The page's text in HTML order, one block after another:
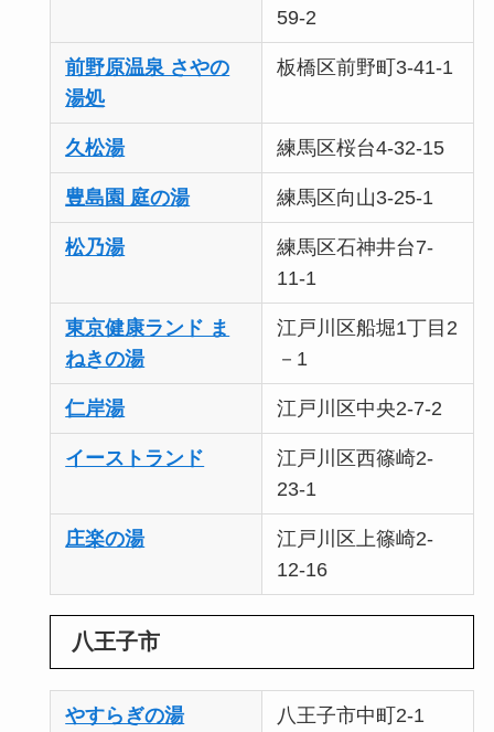
59-2
前野原温泉 さやの
湯処
板橋区前野町3-41-1
久松湯 練馬区桜台4-32-15
豊島園 庭の湯 練馬区向山3-25-1
松乃湯
練馬区石神井台7-
11-1
東京健康ランド ま
ねきの湯
江戸川区船堀1丁目2
－1
仁岸湯 江戸川区中央2-7-2
イーストランド
江戸川区西篠崎2-
23-1
庄楽の湯
江戸川区上篠崎2-
12-16
八王子市
やすらぎの湯 八王子市中町2-1